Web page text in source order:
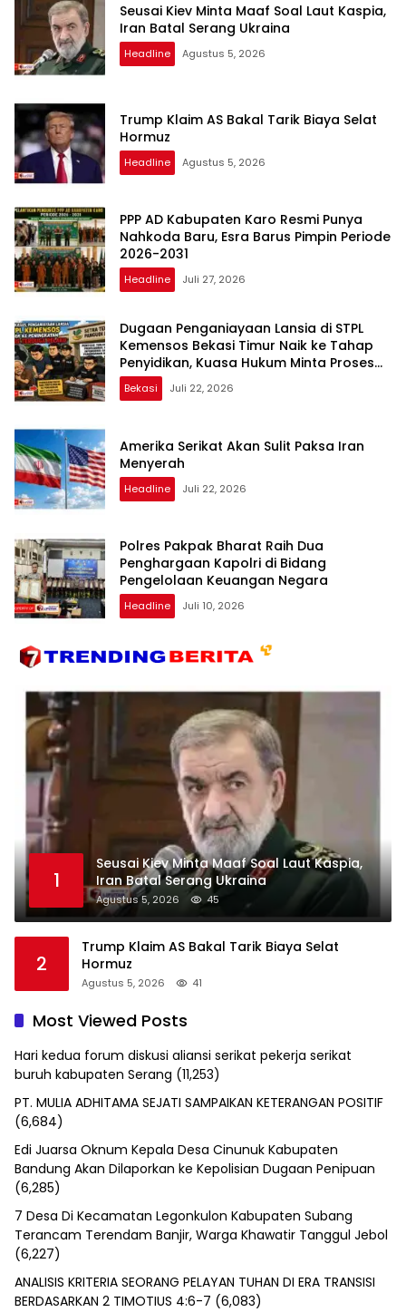
Seusai Kiev Minta Maaf Soal Laut Kaspia,
Iran Batal Serang Ukraina
Headline Agustus 5, 2026
Trump Klaim AS Bakal Tarik Biaya Selat
Hormuz
Headline Agustus 5, 2026
PPP AD Kabupaten Karo Resmi Punya
Nahkoda Baru, Esra Barus Pimpin Periode
2026-2031
Headline Juli 27, 2026
Dugaan Penganiayaan Lansia di STPL
Kemensos Bekasi Timur Naik ke Tahap
Penyidikan, Kuasa Hukum Minta Proses
Transparan dan Bebas Intervensi
Bekasi Juli 22, 2026
Amerika Serikat Akan Sulit Paksa Iran
Menyerah
Headline Juli 22, 2026
Polres Pakpak Bharat Raih Dua
Penghargaan Kapolri di Bidang
Pengelolaan Keuangan Negara
Headline Juli 10, 2026
1
Seusai Kiev Minta Maaf Soal Laut Kaspia,
Iran Batal Serang Ukraina
Agustus 5, 2026 45
2
Trump Klaim AS Bakal Tarik Biaya Selat
Hormuz
Agustus 5, 2026 41
Most Viewed Posts
Hari kedua forum diskusi aliansi serikat pekerja serikat
buruh kabupaten Serang (11,253)
PT. MULIA ADHITAMA SEJATI SAMPAIKAN KETERANGAN POSITIF
(6,684)
Edi Juarsa Oknum Kepala Desa Cinunuk Kabupaten
Bandung Akan Dilaporkan ke Kepolisian Dugaan Penipuan
(6,285)
7 Desa Di Kecamatan Legonkulon Kabupaten Subang
Terancam Terendam Banjir, Warga Khawatir Tanggul Jebol
(6,227)
ANALISIS KRITERIA SEORANG PELAYAN TUHAN DI ERA TRANSISI
BERDASARKAN 2 TIMOTIUS 4:6-7 (6,083)